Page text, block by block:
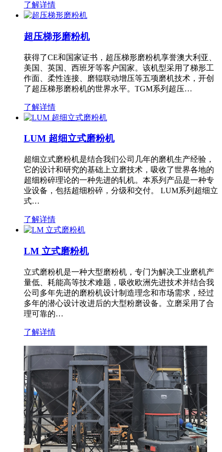
了解详情
超压梯形磨粉机
获得了CE和国家证书，超压梯形磨粉机享誉澳大利亚、
美国、英国、西班牙等客户国家。该机型采用了梯形工
作面、柔性连接、磨辊联动增压等五项磨机技术，开创
了超压梯形磨粉机的世界水平。TGM系列超压…
了解详情
LUM 超细立式磨粉机
超细立式磨粉机是结合我们公司几年的磨机生产经验，
它的设计和研究的基础上立磨技术，吸收了世界各地的
超细粉碎理论的一种先进的轧机。本系列产品是一种专
业设备，包括超细粉碎，分级和交付。 LUM系列超细立
式…
了解详情
LM 立式磨粉机
立式磨粉机是一种大型磨粉机，专门为解决工业磨机产
量低、耗能高等技术难题，吸收欧洲先进技术并结合我
公司多年先进的磨粉机设计制造理念和市场需求，经过
多年的潜心设计改进后的大型粉磨设备。立磨采用了合
理可靠的…
了解详情